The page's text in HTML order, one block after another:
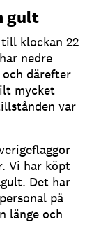
gult
klockan 22
nedre
därefter
mycket
var
Vi har köpt
Det har
på
länge och